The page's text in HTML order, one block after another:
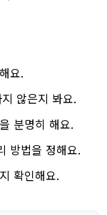
요.
않은지 봐요.
분명히 해요.
방법을 정해요.
확인해요.